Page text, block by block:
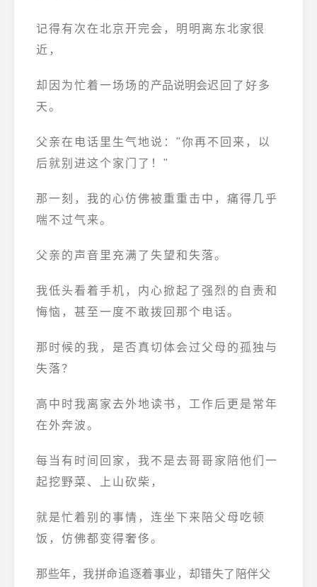
记得有次在北京开完会，明明离东北家很
近，
却因为忙着一场场的 产品说明会迟回了好多
天。
父亲在电话里生气地说："你再不回来，以
后就别进这个家门了！"
那一刻，我的心仿佛被重重击中，痛得几乎
喘不过气来。
父亲的声音里充满了失望和失落。
我低头看着手机，内心掀起了强烈的自责和
悔恼，甚至一度不敢拨回那个电话。
那时候的我，是否真切体会过父母的孤独与
失落？
高中时我离家去外地读书，工作后更是常年
在外奔波。
每当有时间回家，我不是去哥哥家陪他们一
起挖野菜、上山砍柴，
就是忙着别的事情，连坐下来陪父母吃顿
饭，仿佛都变得奢侈。
那些年，我拼命追逐着事业， 却错失了陪伴父